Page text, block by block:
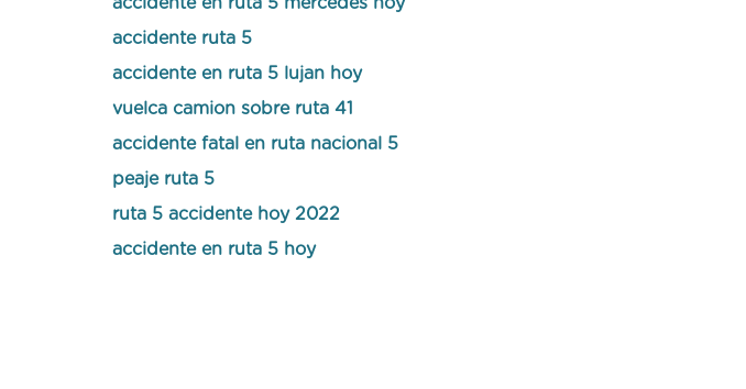
accidente ruta 5
accidente en ruta 5 lujan hoy
vuelca camion sobre ruta 41
accidente fatal en ruta nacional 5
peaje ruta 5
ruta 5 accidente hoy 2022
accidente en ruta 5 hoy